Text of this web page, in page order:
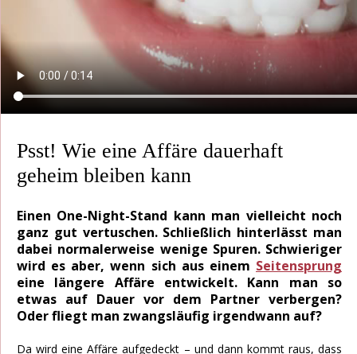
Psst! Wie eine Affäre dauerhaft
geheim bleiben kann
Einen One-Night-Stand kann man vielleicht noch
ganz gut vertuschen. Schließlich hinterlässt man
dabei normalerweise wenige Spuren. Schwieriger
wird es aber, wenn sich aus einem Seitensprung
eine längere Affäre entwickelt. Kann man so
etwas auf Dauer vor dem Partner verbergen?
Oder fliegt man zwangsläufig irgendwann auf?
Da wird eine Affäre aufgedeckt – und dann kommt raus, dass